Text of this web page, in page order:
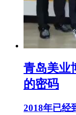
青岛美业
的密码
2018年已经